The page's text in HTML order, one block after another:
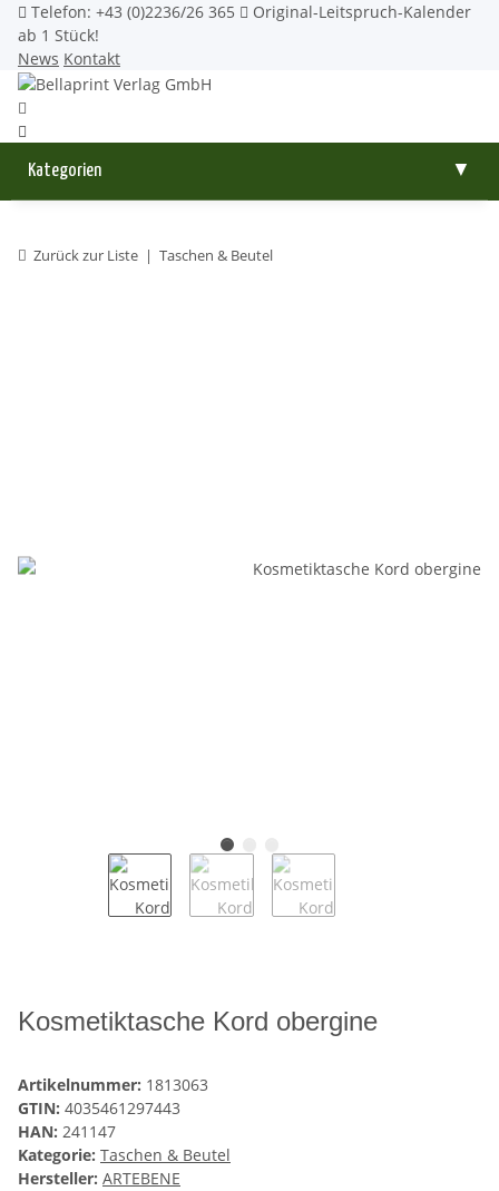
Telefon: +43 (0)2236/26 365
Original-Leitspruch-Kalender
ab 1 Stück!
News Kontakt
Kategorien ▼
Zurück zur Liste Taschen & Beutel
Kosmetiktasche Kord obergine
Artikelnummer: 1813063
GTIN: 4035461297443
HAN: 241147
Kategorie: Taschen & Beutel
Hersteller: ARTEBENE